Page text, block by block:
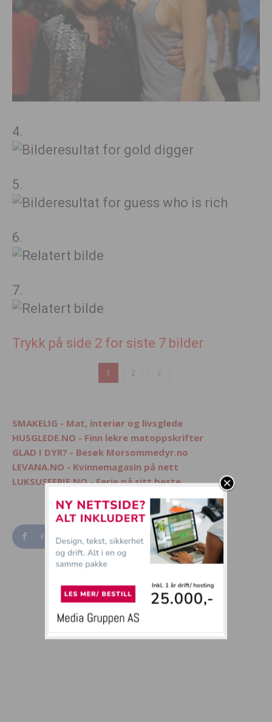
4.
5.
6.
7.
Trykk på side 2 for siste 7 bilder
1 2
SMAKELIG - Mat, interiør og livsglede
HUSGLEDE.NO - Finn lekre matoppskrifter
GLAD I DYR? - Besøk Morsommedyr.no
LEVANA.NO - Kvinnemagasin på nett
LUKSUSFERIE.NO - Ferie på sitt beste
Facebook Twitter